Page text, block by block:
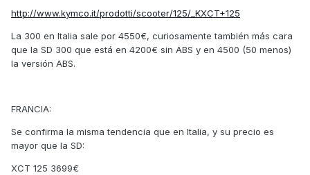
http://www.kymco.it/prodotti/scooter/125/_KXCT+125
La 300 en Italia sale por 4550€, curiosamente también más cara
que la SD 300 que está en 4200€ sin ABS y en 4500 (50 menos)
la versión ABS.
FRANCIA:
Se confirma la misma tendencia que en Italia, y su precio es
mayor que la SD:
XCT 125 3699€